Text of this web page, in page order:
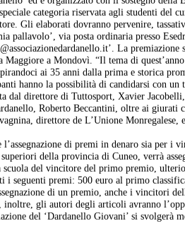
categoria riservata agli studenti del
Gli elaborati dovranno pervenire,
pallavolo’, via posta ordinaria presso
La
a Mondovì. “Il tema di
ai 35 anni dalla prima e storica
hanno la possibilità di candidarsi con
dal direttore di Tuttosport, Xavier
Roberto Beccantini, oltre ai giurati
direttore de L’Unione
l’assegnazione di premi in denaro sia per i
della provincia di Cuneo, verrà
del vincitore del primo premio,
i seguenti premi: 500 euro al primo
di un premio, anche i vincitori
gli autori degli articoli avranno
del ‘Dardanello Giovani’ si svolgerà